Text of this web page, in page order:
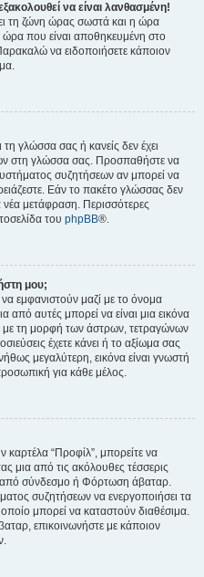
να είναι λανθασμένη!
τη ζώνη ώρας σωστά και η ώρα
ώρα που είναι αποθηκευμένη στο
να ειδοποιήσετε κάποιον
τη γλώσσα σας ή κανείς δεν έχει
στη γλώσσα σας. Προσπαθήστε να
συζητήσεων αν μπορεί να
Εάν το πακέτο γλώσσας δεν
νέα μετάφραση. Περισσότερες
του phpBB®.
μου;
εμφανιστούν μαζί με το όνομα
αυτές μπορεί να είναι μια εικόνα
με τη μορφή των άστρων, τετραγώνων
έχετε κάνει ή το αξίωμα σας
μεγαλύτερη, εικόνα είναι γνωστή
για κάθε μέλος.
“Προφίλ”, μπορείτε να
μια από τις ακόλουθες τέσσερις
σύνδεσμο ή Φόρτωση άβαταρ.
συζητήσεων να ενεργοποιήσει τα
μπορεί να καταστούν διαθέσιμα.
επικοινωνήστε με κάποιον